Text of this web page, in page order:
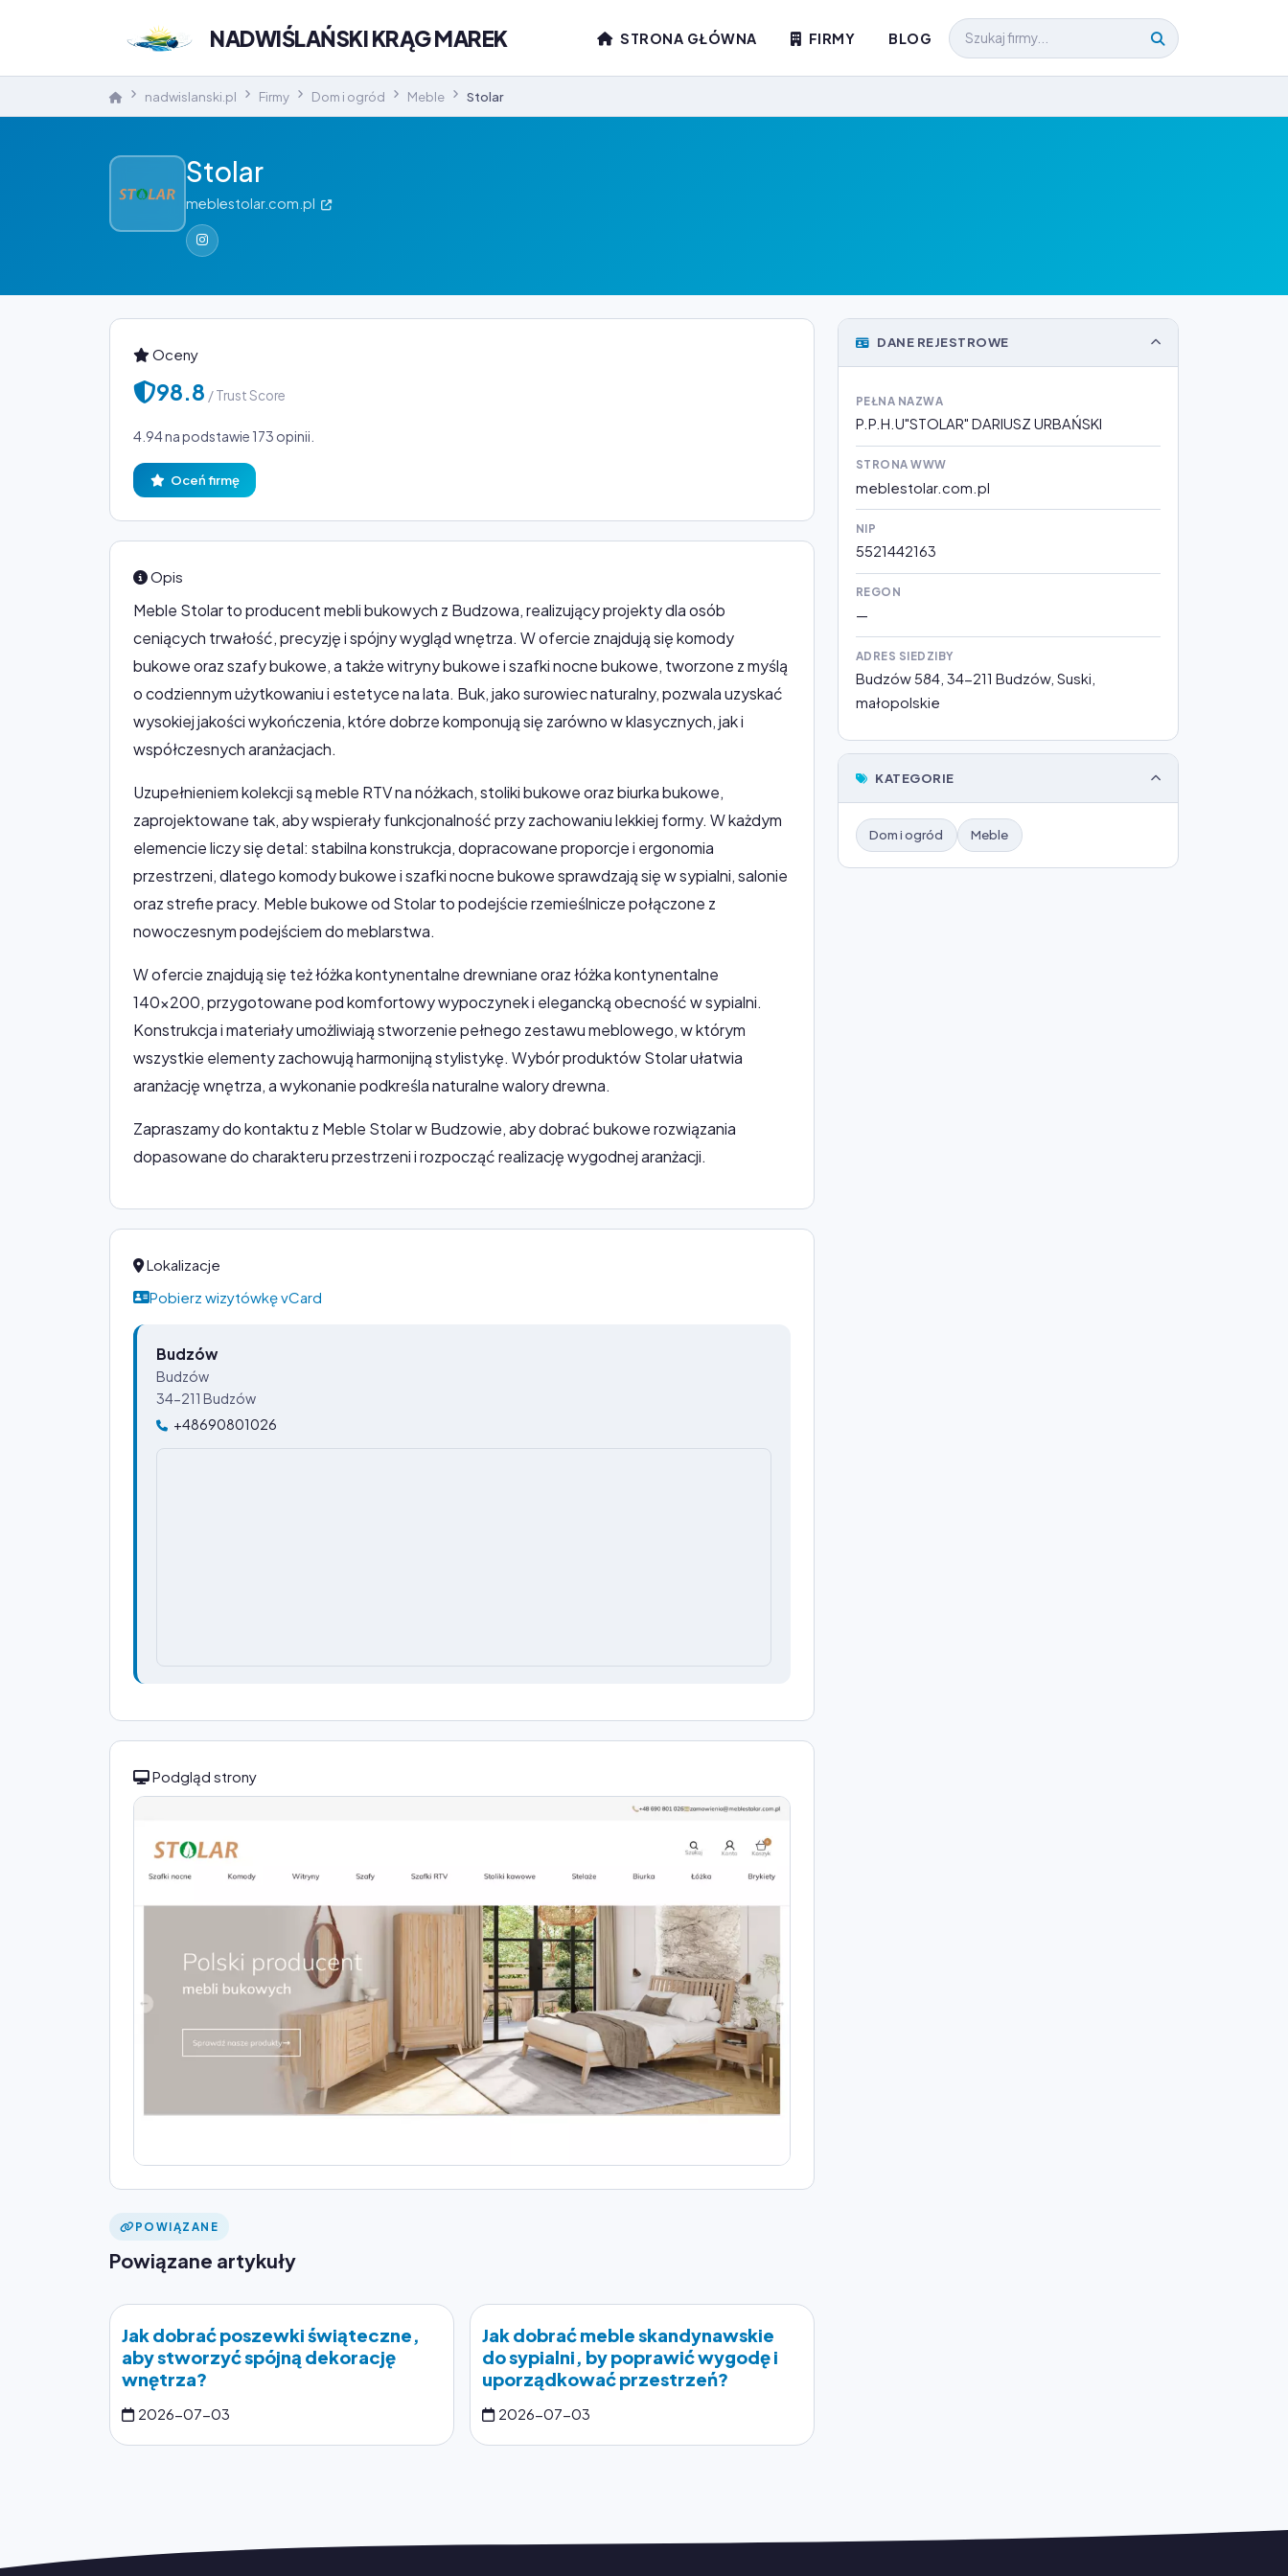
NADWIŚLAŃSKI KRĄG MAREK STRONA GŁÓWNA FIRMY BLOG
nadwislanski.pl Firmy Dom i ogród Meble Stolar
Stolar
meblestolar.com.pl
DANE REJESTROWE
PEŁNA NAZWA
P.P.H.U"STOLAR" DARIUSZ URBAŃSKI
STRONA WWW
meblestolar.com.pl
NIP
5521442163
REGON
—
ADRES SIEDZIBY
Budzów 584, 34-211 Budzów, Suski,
małopolskie
KATEGORIE
Dom i ogród Meble
Oceny
98.8 / Trust Score
4.94 na podstawie 173 opinii.
Oceń firmę
Opis
Meble Stolar to producent mebli bukowych z Budzowa, realizujący projekty dla osób
ceniących trwałość, precyzję i spójny wygląd wnętrza. W ofercie znajdują się komody
bukowe oraz szafy bukowe, a także witryny bukowe i szafki nocne bukowe, tworzone z myślą
o codziennym użytkowaniu i estetyce na lata. Buk, jako surowiec naturalny, pozwala uzyskać
wysokiej jakości wykończenia, które dobrze komponują się zarówno w klasycznych, jak i
współczesnych aranżacjach.
Uzupełnieniem kolekcji są meble RTV na nóżkach, stoliki bukowe oraz biurka bukowe,
zaprojektowane tak, aby wspierały funkcjonalność przy zachowaniu lekkiej formy. W każdym
elemencie liczy się detal: stabilna konstrukcja, dopracowane proporcje i ergonomia
przestrzeni, dlatego komody bukowe i szafki nocne bukowe sprawdzają się w sypialni, salonie
oraz strefie pracy. Meble bukowe od Stolar to podejście rzemieślnicze połączone z
nowoczesnym podejściem do meblarstwa.
W ofercie znajdują się też łóżka kontynentalne drewniane oraz łóżka kontynentalne
140x200, przygotowane pod komfortowy wypoczynek i elegancką obecność w sypialni.
Konstrukcja i materiały umożliwiają stworzenie pełnego zestawu meblowego, w którym
wszystkie elementy zachowują harmonijną stylistykę. Wybór produktów Stolar ułatwia
aranżację wnętrza, a wykonanie podkreśla naturalne walory drewna.
Zapraszamy do kontaktu z Meble Stolar w Budzowie, aby dobrać bukowe rozwiązania
dopasowane do charakteru przestrzeni i rozpocząć realizację wygodnej aranżacji.
Lokalizacje
Pobierz wizytówkę vCard
Budzów
Budzów
34-211 Budzów
+48690801026
Podgląd strony
POWIĄZANE
Powiązane artykuły
Jak dobrać poszewki świąteczne,
aby stworzyć spójną dekorację
wnętrza?
2026-07-03
Jak dobrać meble skandynawskie
do sypialni, by poprawić wygodę i
uporządkować przestrzeń?
2026-07-03